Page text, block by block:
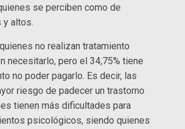
se perciben como de
y altos.
no realizan tratamiento
necesitarlo, pero el 34,75% tiene
no poder pagarlo. Es decir, las
riesgo de padecer un trastorno
tienen más dificultades para
psicológicos, siendo quienes